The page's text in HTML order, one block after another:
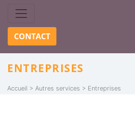
CONTACT
ENTREPRISES
Accueil Autres services Entreprises